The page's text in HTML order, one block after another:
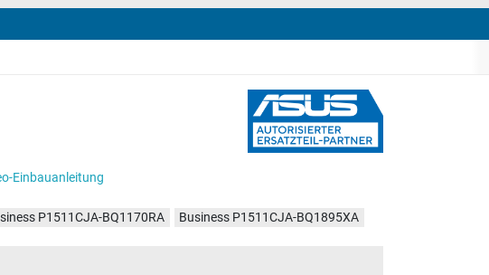
Einbauanleitung
P1511CJA-BQ1170RA
Business P1511CJA-BQ1895XA